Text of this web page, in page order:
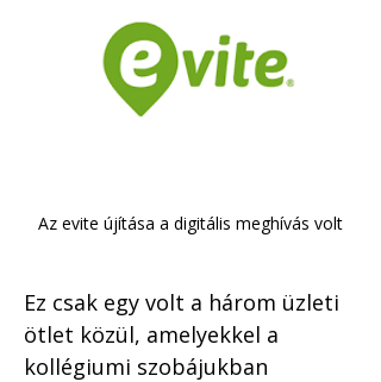
Az evite újítása a digitális meghívás volt
Ez csak egy volt a három üzleti
ötlet közül, amelyekkel a
kollégiumi szobájukban